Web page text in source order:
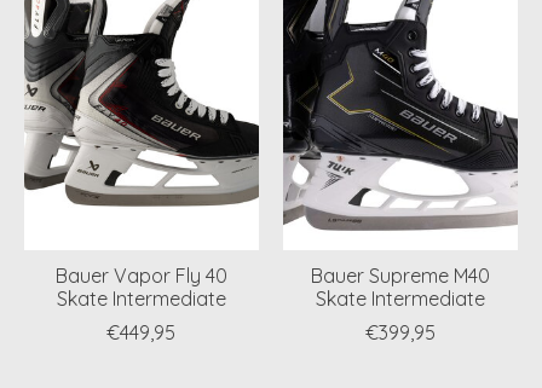
Bauer Vapor Fly 40
Skate Intermediate
€449,95
Bauer Supreme M40
Skate Intermediate
€399,95